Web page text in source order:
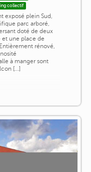
collectif
exposé plein Sud,
parc arboré,
doté de deux
et une place de
rénové,
à manger sont
[...]